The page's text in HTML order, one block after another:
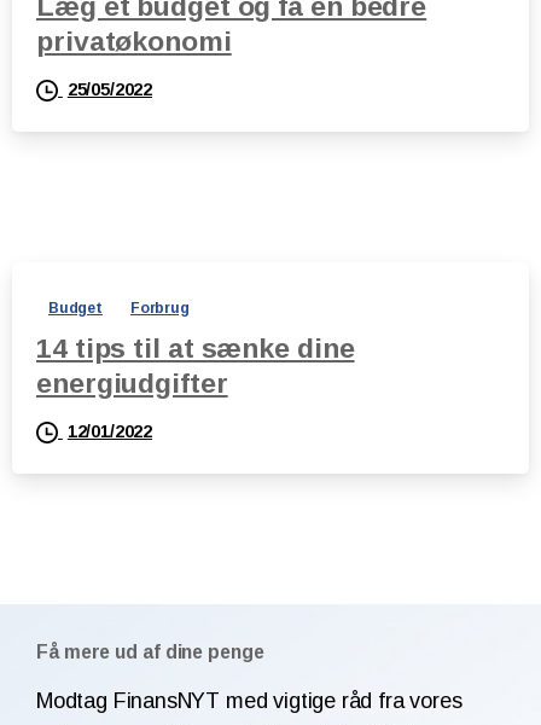
privatøkonomi
25/05/2022
Budget Forbrug
14 tips til at sænke dine
energiudgifter
12/01/2022
Få mere ud af dine penge
Modtag FinansNYT med vigtige råd fra vores